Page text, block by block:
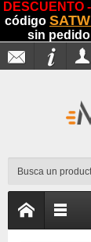
DESCUENTO
código
sin